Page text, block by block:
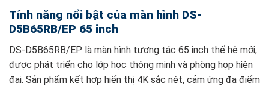
Tính năng nổi bật của màn hình DS-
D5B65RB/EP 65 inch
DS-D5B65RB/EP là màn hình tương tác 65 inch thế hệ mới,
được phát triển cho lớp học thông minh và phòng họp hiện
đại. Sản phẩm kết hợp hiển thị 4K sắc nét, cảm ứng đa điểm